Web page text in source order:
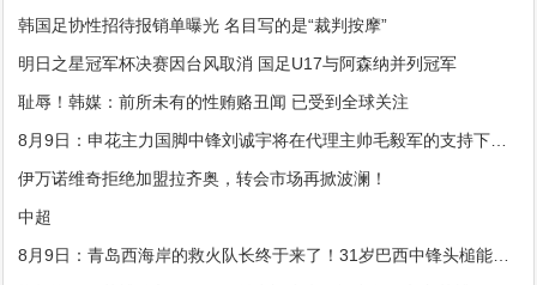
韩国足协性招待报销单曝光 名目写的是“裁判按摩”
明日之星冠军杯决赛因台风取消 国足U17与阿森纳并列冠军
耻辱！韩媒：前所未有的性贿赂丑闻 已受到全球关注
伊万诺维奇拒绝加盟拉齐奥，转会市场再掀波澜！
中超